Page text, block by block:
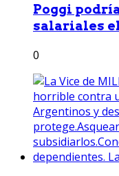
Poggi
salariales
0